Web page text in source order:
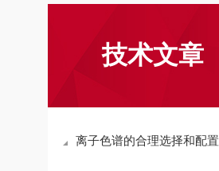
技术文章
离子色谱的合理选择和配置